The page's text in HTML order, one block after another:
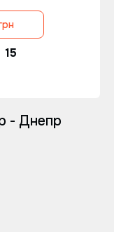
15
- Днепр